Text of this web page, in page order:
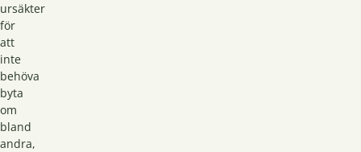
ursäkter
för
att
inte
behöva
byta
om
bland
andra,